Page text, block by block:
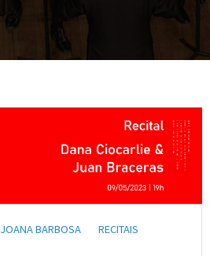
JOANA BARBOSA RECITAIS